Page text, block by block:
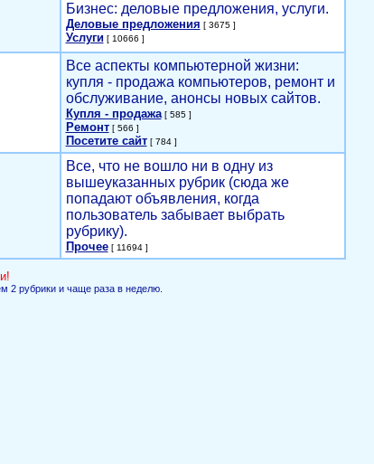
Бизнес: деловые предложения, услуги.
Деловые предложения [ 3675 ]
Услуги[ 10666 ]
Все аспекты компьютерной жизни:
купля - продажа компьютеров, ремонт и
обслуживание, анонсы новых сайтов.
Купля - продажа[ 585 ]
Ремонт[ 566 ]
Посетите сайт[ 784 ]
Все, что не вошло ни в одну из
вышеуказанных рубрик (сюда же
попадают объявления, когда
пользователь забывает выбрать
рубрику).
Прочее[ 11694 ]
2 рубрики и чаще раза в неделю.